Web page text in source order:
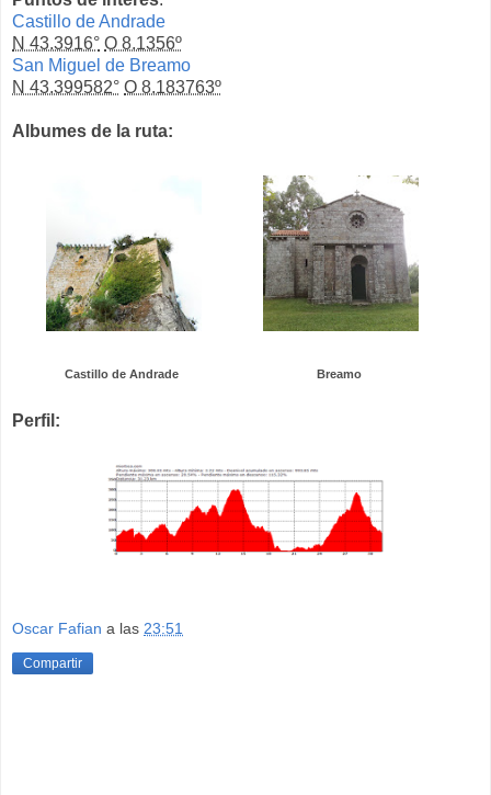
Castillo de Andrade
N 43.3916° O 8.1356º
San Miguel de Breamo
N 43.399582° O 8.183763º
Albumes de la ruta:
Castillo de Andrade Breamo
Perfil:
Oscar Fafian a las 23:51
Compartir